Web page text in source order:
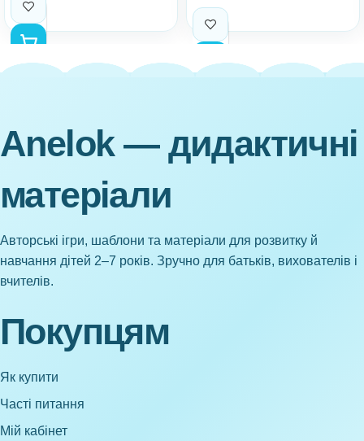
Anelok — дидактичні
матеріали
Авторські ігри, шаблони та матеріали для розвитку й
навчання дітей 2–7 років. Зручно для батьків, вихователів і
вчителів.
Покупцям
Як купити
Часті питання
Мій кабінет